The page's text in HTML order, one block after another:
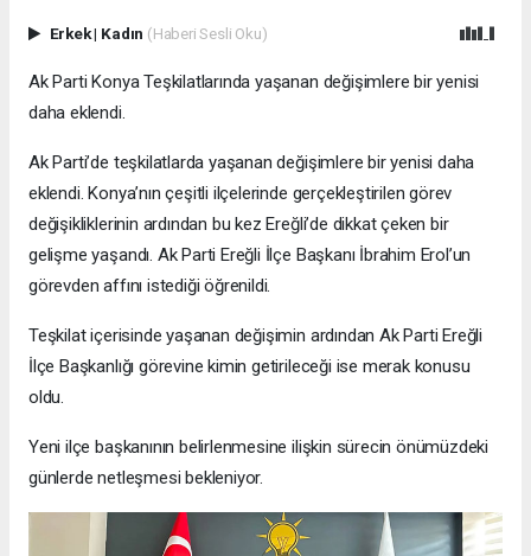
Erkek| Kadın (Haberi Sesli Oku)
Ak Parti Konya Teşkilatlarında yaşanan değişimlere bir yenisi
daha eklendi.
Ak Parti’de teşkilatlarda yaşanan değişimlere bir yenisi daha
eklendi. Konya’nın çeşitli ilçelerinde gerçekleştirilen görev
değişikliklerinin ardından bu kez Ereğli’de dikkat çeken bir
gelişme yaşandı. Ak Parti Ereğli İlçe Başkanı İbrahim Erol’un
görevden affını istediği öğrenildi.
Teşkilat içerisinde yaşanan değişimin ardından Ak Parti Ereğli
İlçe Başkanlığı görevine kimin getirileceği ise merak konusu
oldu.
Yeni ilçe başkanının belirlenmesine ilişkin sürecin önümüzdeki
günlerde netleşmesi bekleniyor.